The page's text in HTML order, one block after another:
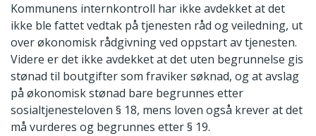
Kommunens internkontroll har ikke avdekket at det
ikke ble fattet vedtak på tjenesten råd og veiledning, ut
over økonomisk rådgivning ved oppstart av tjenesten.
Videre er det ikke avdekket at det uten begrunnelse gis
stønad til boutgifter som fraviker søknad, og at avslag
på økonomisk stønad bare begrunnes etter
sosialtjenesteloven § 18, mens loven også krever at det
må vurderes og begrunnes etter § 19.